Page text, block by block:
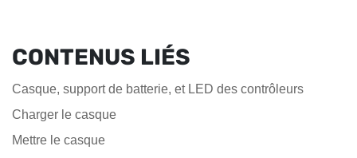
CONTENUS LIÉS
Casque, support de batterie, et LED des contrôleurs
Charger le casque
Mettre le casque